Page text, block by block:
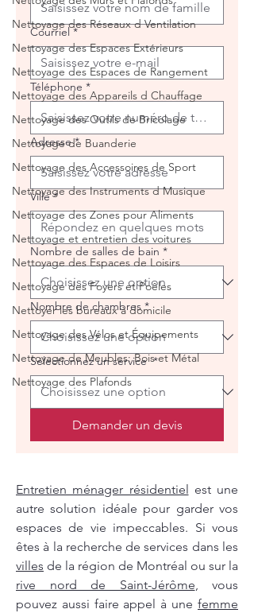
Nettoyage des Réseaux d Ventilation
Nettoyage des Espaces Extérieurs
Nettoyage des Espaces de Rangement
Nettoyage des Appareils d Chauffage
Nettoyage des Outils de Bricolage
Nettoyage de Buanderie
Nettoyage des Accessoires de Sport
Nettoyage des Instruments d Musique
Nettoyage des Zones pour Aliments
Nettoyage et entretien des voitures
Nettoyage des Espaces de Loisirs
Nettoyage des Foyers et Poêles
Nettoyer les bureaux à domicile
Nettoyage des Vélos et Équipements
Nettoyage de Meubles: Bois et Métal
Nettoyage des Plafonds
Courriel *
Téléphone *
Adresse *
Ville *
Nombre de salles de bain *
Nombre de chambres *
Sélectionnez un service *
Demander un devis
Entretien ménager résidentiel est une
autre solution idéale pour garder vos
espaces de vie impeccables. Si vous
êtes à la recherche de services dans les
villes de la région de Montréal ou sur la
rive nord de Saint-Jérôme, vous
pouvez aussi faire appel à une femme